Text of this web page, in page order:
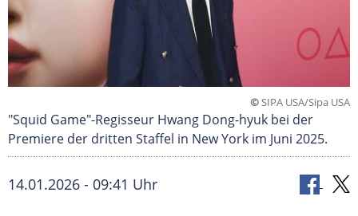
©SIPA USA/Sipa USA
"Squid Game"-Regisseur Hwang Dong-hyuk bei der
Premiere der dritten Staffel in New York im Juni 2025.
14.01.2026 - 09:41 Uhr